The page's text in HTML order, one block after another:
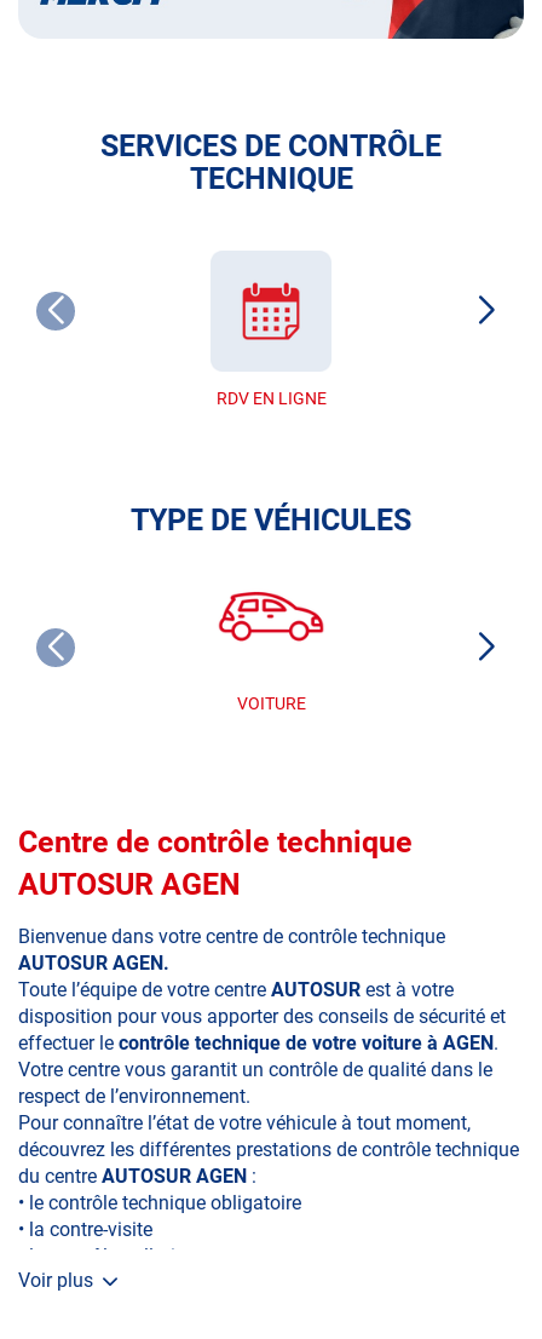
SERVICES DE CONTRÔLE
TECHNIQUE
RDV EN LIGNE
TYPE DE VÉHICULES
VOITURE
Centre de contrôle technique
AUTOSUR AGEN
Bienvenue dans votre centre de contrôle technique
AUTOSUR AGEN.
Toute l’équipe de votre centre AUTOSUR est à votre
disposition pour vous apporter des conseils de sécurité et
effectuer le contrôle technique de votre voiture à AGEN .
Votre centre vous garantit un contrôle de qualité dans le
respect de l’environnement.
Pour connaître l’état de votre véhicule à tout moment,
découvrez les différentes prestations de contrôle technique
du centre AUTOSUR AGEN :
• le contrôle technique obligatoire
• la contre-visite
• le contrôle pollution
• le contrôle des véhicules hybrides ou électriques
Voir plus